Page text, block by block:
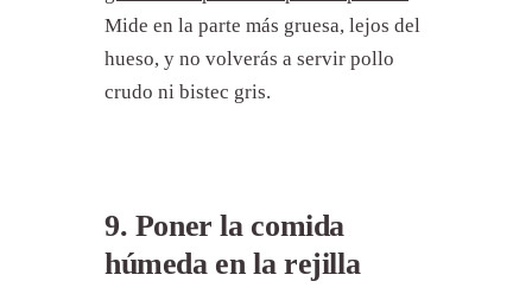
Mide en la parte más gruesa, lejos del
hueso, y no volverás a servir pollo
crudo ni bistec gris.
9. Poner la comida
húmeda en la rejilla